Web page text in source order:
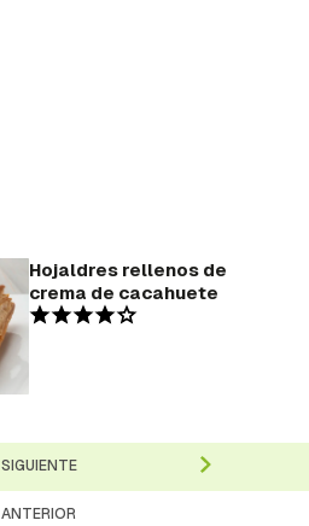
Hojaldres rellenos de
crema de cacahuete
ANTERIOR
SIGUIENTE